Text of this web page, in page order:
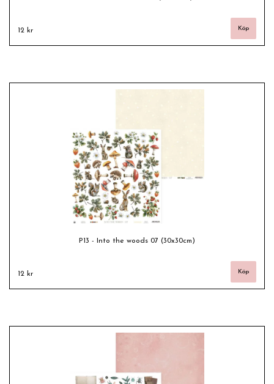
12 kr
P13 - Into the woods 07 (30x30cm)
12 kr